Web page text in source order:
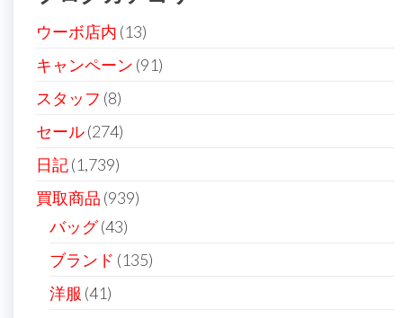
ウーボ店内 (13)
キャンペーン (91)
スタッフ (8)
セール(274)
日記(1,739)
買取商品 (939)
バッグ(43)
ブランド (135)
洋服 (41)